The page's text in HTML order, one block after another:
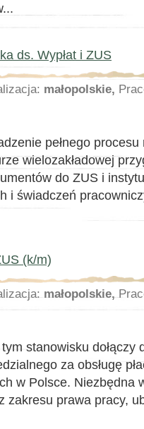
ds. Wypłat i ZUS
małopolskie,
pełnego
wielozakładowej
do ZUS i
i świadczeń
(k/m)
małopolskie,
stanowisku dołączy
za obsługę
w Polsce. Niezbędna
zakresu prawa pracy,